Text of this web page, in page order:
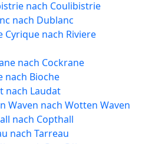
nach Coulibistrie
nach Dublanc
Cyrique nach Riviere
nach Cockrane
nach Bioche
nach Laudat
Waven nach Wotten Waven
nach Copthall
nach Tarreau